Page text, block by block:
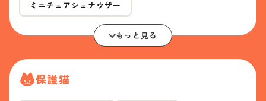
ミニチュアシュナウザー
もっと見る
保護猫